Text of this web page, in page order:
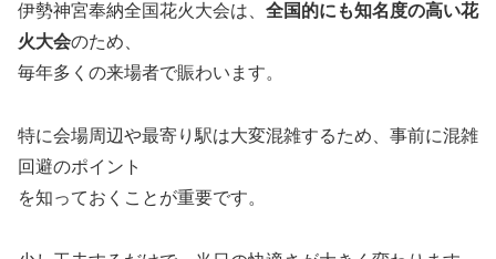
伊勢神宮奉納全国花火大会は、 全国的にも知名度の高い花
火大会のため、
毎年多くの来場者で賑わいます。
特に会場周辺や最寄り駅は大変混雑するため、事前に混雑
回避のポイント
を知っておくことが重要です。